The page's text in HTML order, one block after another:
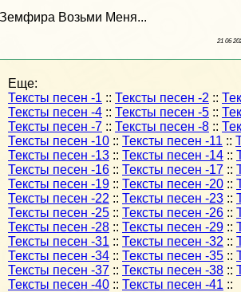
Земфира Возьми Меня...
21 06
Еще:
Тексты песен -1 :: Тексты песен -2 ::
Тексты песен -4 :: Тексты песен -5 ::
Тексты песен -7 :: Тексты песен -8 ::
Тексты песен -10 :: Тексты песен -11 ::
Тексты песен -13 :: Тексты песен -14 ::
Тексты песен -16 :: Тексты песен -17 ::
Тексты песен -19 :: Тексты песен -20 ::
Тексты песен -22 :: Тексты песен -23 ::
Тексты песен -25 :: Тексты песен -26 ::
Тексты песен -28 :: Тексты песен -29 ::
Тексты песен -31 :: Тексты песен -32 ::
Тексты песен -34 :: Тексты песен -35 ::
Тексты песен -37 :: Тексты песен -38 ::
Тексты песен -40 :: Тексты песен -41 ::